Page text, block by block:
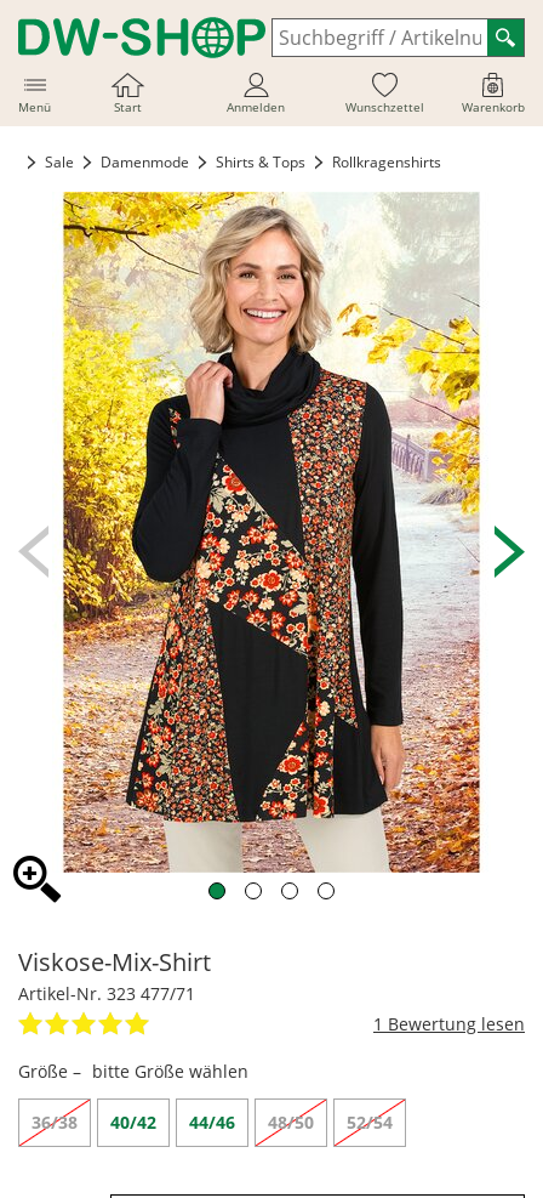
Menü Start Anmelden Wunschzettel Warenkorb
Sale Damenmode Shirts & Tops Rollkragenshirts
Viskose-Mix-Shirt
Artikel-Nr. 323 477/71
1
Größe – bitte Größe wählen
36/38 40/42 44/46 48/50 52/54